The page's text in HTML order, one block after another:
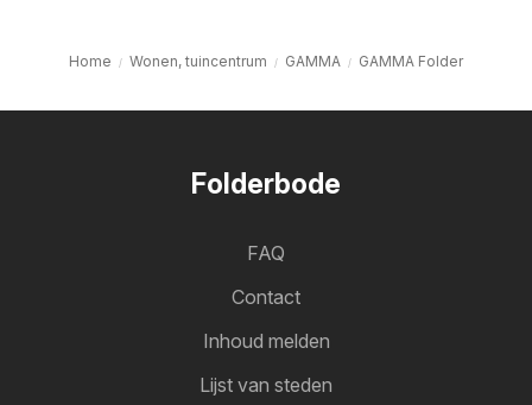
Home Wonen, tuincentrum GAMMA GAMMA Folder
Folderbode
FAQ
Contact
Inhoud melden
Lijst van steden